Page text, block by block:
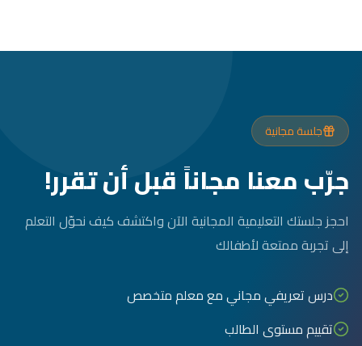
جلسة مجانية
جرّب معنا مجاناً قبل أن تقرر!
احجز جلستك التعليمية المجانية الآن واكتشف كيف نحوّل التعلم
إلى تجربة ممتعة لأطفالك
درس تعريفي مجاني مع معلم متخصص
تقييم مستوى الطالب